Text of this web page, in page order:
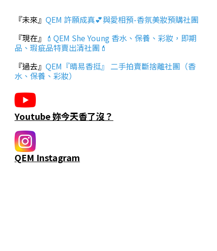
『未來』 QEM 許願成真💕與愛相預-香氛美妝預購社團
『現在』 💄QEM She Young 香水、保養、彩妝，即期
品、瑕疵品特賣出清社團💄
『過去』 QEM『晴易香挺』 二手拍賣斷捨離社團（香
水、保養、彩妝）
Youtube 妳今天香了沒？
QEM Instagram